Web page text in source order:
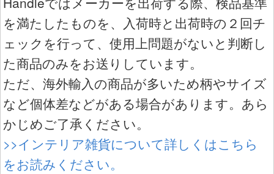
を満たしたものを、入荷時と出荷時の２回チ
ェックを行って、使用上問題がないと判断し
た商品のみをお送りしています。
ただ、海外輸入の商品が多いため柄やサイズ
など個体差などがある場合があります。あら
かじめご了承ください。
>>インテリア雑貨について詳しくはこちら
をお読みください。